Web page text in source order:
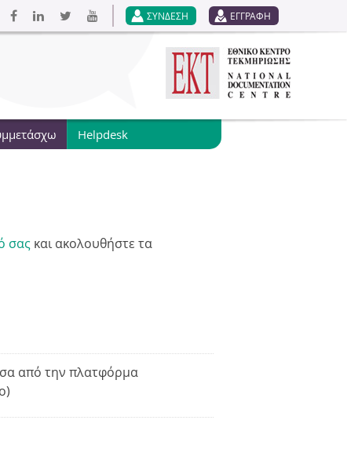
ΣΥΝΔΕΣΗ ΕΓΓΡΑΦΗ
Helpdesk
σας και ακολουθήστε τα
από την πλατφόρμα